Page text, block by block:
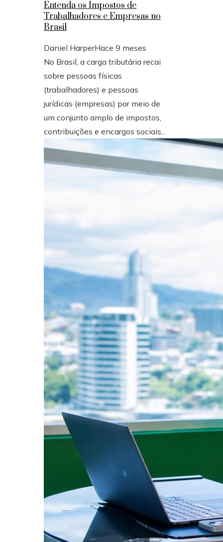
Entenda os Impostos de
Trabalhadores e Empresas no
Brasil
Daniel HarperHace 9 meses
No Brasil, a carga tributária recai
sobre pessoas físicas
(trabalhadores) e pessoas
jurídicas (empresas) por meio de
um conjunto amplo de impostos,
contribuições e encargos sociais...